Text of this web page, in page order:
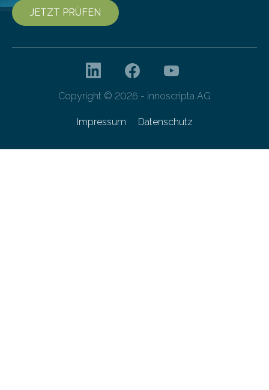
JETZT PRÜFEN
Copyright © 2026 - innoscripta AG
Impressum Datenschutz